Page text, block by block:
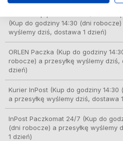
(Kup do godziny 14:30 (dni robocze)
wyślemy dziś, dostawa 1 dzień)
ORLEN Paczka (Kup do godziny
robocze) a przesyłkę wyślemy dziś,
dzień)
Kurier InPost(Kup do godziny 14:30
a przesyłkę wyślemy dziś, dostawa
InPost Paczkomat 24/7 (Kup do
(dni robocze) a przesyłkę wyślemy
1 dzień)